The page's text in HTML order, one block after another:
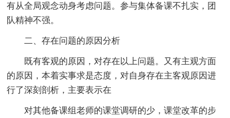
有从全局观念动身考虑问题。参与集体备课不扎实，团
队精神不强。
二、存在问题的原因分析
既有客观的原因，对存在以上问题。又有主观方面
的原因，本着实事求是态度，对自身存在主客观原因进
行了深刻剖析，主要表示在
对其他备课组老师的课堂调研的少，课堂改革的步